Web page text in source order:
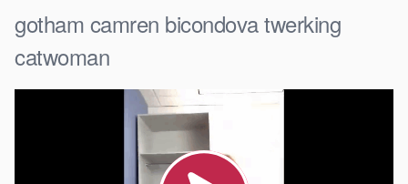
gotham camren bicondova twerking
catwoman